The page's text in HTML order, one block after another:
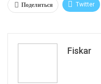
Поделиться Twitter
Telegram
Fiskar